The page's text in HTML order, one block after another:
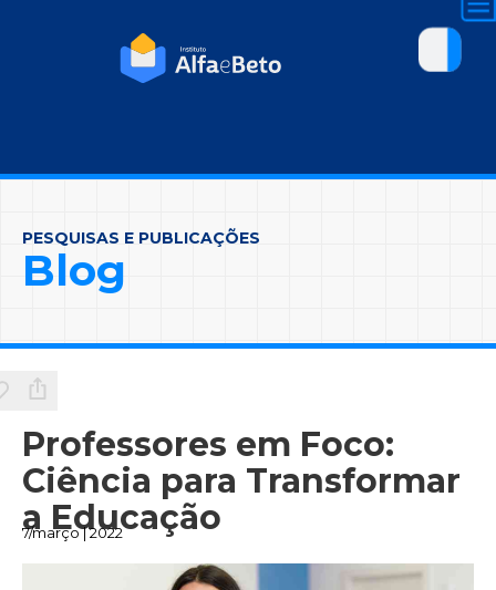
PESQUISAS E PUBLICAÇÕES
Blog
Professores em Foco:
Ciência para Transformar
a Educação
7/março | 2022